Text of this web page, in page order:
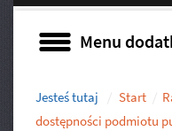
MenuMenu
Jesteś tutaj Start
dostępności podmiotu